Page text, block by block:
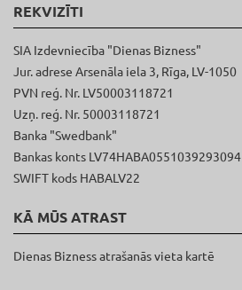
REKVIZĪTI
SIA Izdevniecība "Dienas Bizness"
Jur. adrese Arsenāla iela 3, Rīga, LV-1050
PVN reģ. Nr. LV50003118721
Uzņ. reģ. Nr. 50003118721
Banka "Swedbank"
Bankas konts LV74HABA0551039293094
SWIFT kods HABALV22
KĀ MŪS ATRAST
Dienas Bizness atrašanās vieta kartē